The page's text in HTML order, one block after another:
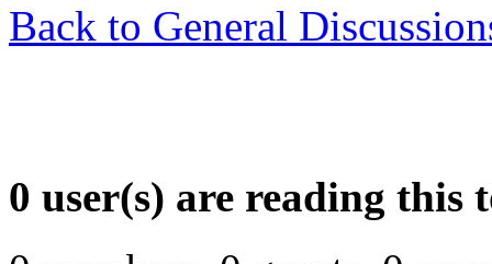
Back to General
0 user(s) are reading this